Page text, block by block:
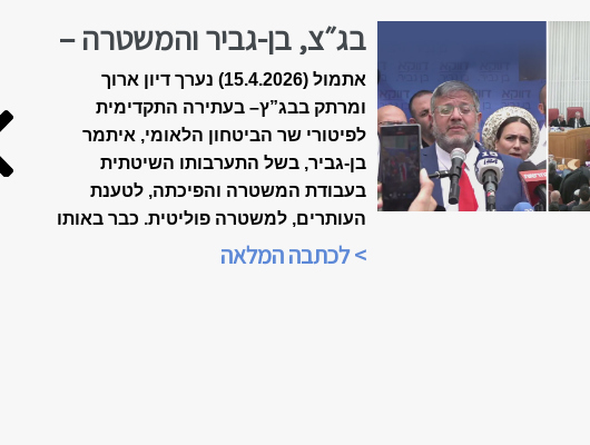
בג״צ, בן-גביר והמשטרה –
הולכים לפשרה?אתמול (15.4.2026) נערך דיון ארוך
ומרתק בבג”ץ– בעתירה התקדימית
לפיטורי שר הביטחון הלאומי, איתמר
בן-גביר, בשל התערבותו השיטתית
בעבודת המשטרה והפיכתה, לטענת
העותרים, למשטרה פוליטית. כבר באותו
> לכתבה המלאה